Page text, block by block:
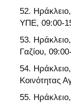
ΥΠΕ, 09:00-
Γαζίου,
Κοινότητας